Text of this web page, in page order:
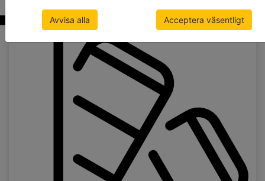
Avvisa alla Acceptera väsentligt